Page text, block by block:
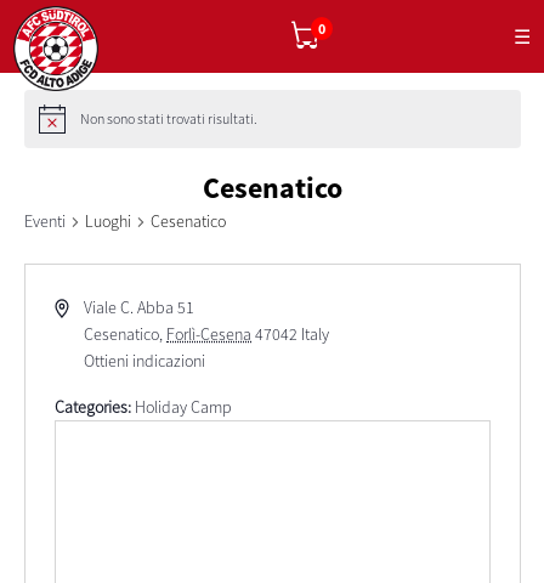
0 ☰
Non sono stati trovati risultati.
Cesenatico
Eventi Luoghi Cesenatico
Viale C. Abba 51
Cesenatico, Forlì-Cesena 47042 Italy
Ottieni indicazioni
Categories: Holiday Camp